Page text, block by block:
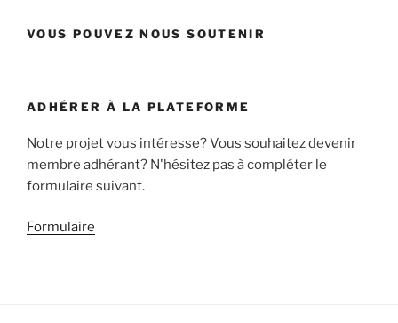
VOUS POUVEZ NOUS SOUTENIR
ADHÉRER À LA PLATEFORME
Notre projet vous intéresse? Vous souhaitez devenir
membre adhérant? N'hésitez pas à compléter le
formulaire suivant.
Formulaire